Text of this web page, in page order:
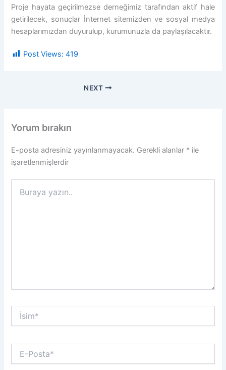
Proje hayata geçirilmezse derneğimiz tarafından aktif hale
getirilecek, sonuçlar İnternet sitemizden ve sosyal medya
hesaplarımızdan duyurulup, kurumunuzla da paylaşılacaktır.
Post Views: 419
NEXT
Yorum bırakın
E-posta adresiniz yayınlanmayacak. Gerekli alanlar * ile
işaretlenmişlerdir
yazın..
İsim*
Posta*